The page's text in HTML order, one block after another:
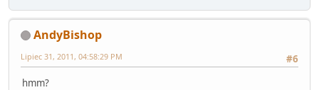
AndyBishop
#6
Lipiec 31, 2011, 04:58:29 PM
hmm?